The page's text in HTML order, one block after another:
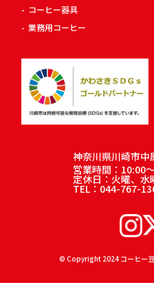
コーヒー器具
業務用コーヒー
神奈川県川崎市
営業時間：10:00
定休日：火曜、水
TEL：044-767-
© Copyright 2024 コーヒー